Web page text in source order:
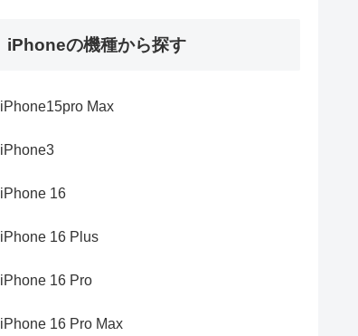
iPhoneの機種から探す
iPhone15pro Max
iPhone3
iPhone 16
iPhone 16 Plus
iPhone 16 Pro
iPhone 16 Pro Max